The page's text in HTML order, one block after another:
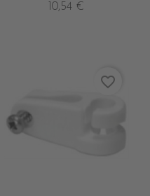
10,54 €
favorite_border